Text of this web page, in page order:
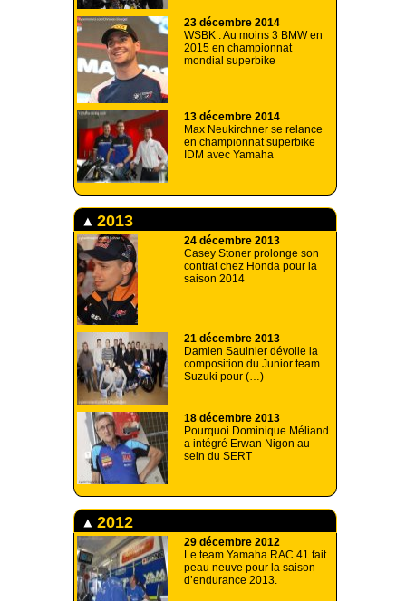
23 décembre 2014
WSBK : Au moins 3 BMW en
2015 en championnat
mondial superbike
13 décembre 2014
Max Neukirchner se relance
en championnat superbike
IDM avec Yamaha
2013
24 décembre 2013
Casey Stoner prolonge son
contrat chez Honda pour la
saison 2014
21 décembre 2013
Damien Saulnier dévoile la
composition du Junior team
Suzuki pour (…)
18 décembre 2013
Pourquoi Dominique Méliand
a intégré Erwan Nigon au
sein du SERT
2012
29 décembre 2012
Le team Yamaha RAC 41 fait
peau neuve pour la saison
d’endurance 2013.